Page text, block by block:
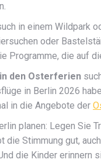
in einem
oder
Programme, die auf
den Osterferien
in Berlin 2026
in die Angebote der
planen: Legen
Stimmung gut,
die Kinder erinnern